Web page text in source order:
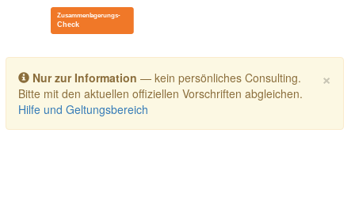
Toggle navigation
×
Nur zur Information — kein persönliches Consulting.
Bitte mit den aktuellen offiziellen Vorschriften abgleichen.
Hilfe und Geltungsbereich